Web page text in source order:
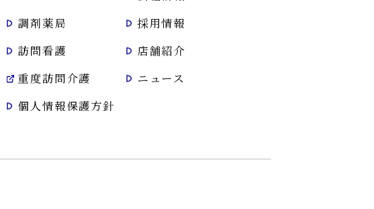
調剤薬局
採用情報
訪問看護
店舗紹介
重度訪問介護
ニュース
個人情報保護方針